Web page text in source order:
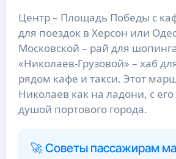
Центр – Площадь Победы с
для поездок в Херсон или
Московской – рай для
«Николаев-Грузовой» – хаб
рядом кафе и такси. Этот
Николаев как на ладони, с
душой портового города.
🚀 Советы пассажирам